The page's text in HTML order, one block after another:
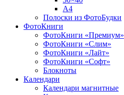
A4
Полоски из ФотоБудки
ФотоКниги
ФотоКниги «Премиум»
ФотоКниги «Слим»
ФотоКниги «Лайт»
ФотоКниги «Софт»
Блокноты
Календари
Календари магнитные